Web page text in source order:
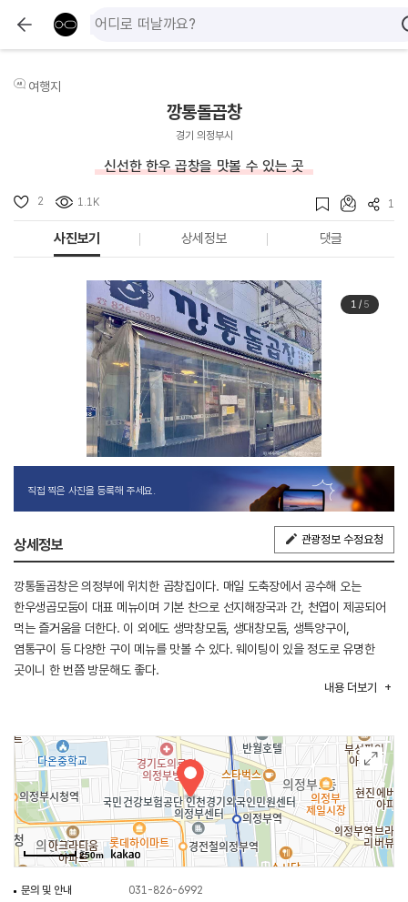
여행지
깡통돌곱창
경기 의정부시
신선한 한우 곱창을 맛볼 수 있는 곳
2 1.1K 1
사진보기 상세정보 댓글
1/ 5
직접 찍은 사진을 등록해 주세요.
상세정보 관광정보 수정요청
깡통돌곱창은 의정부에 위치한 곱창집이다. 매일 도축장에서 공수해 오는
한우생곱모둠이 대표 메뉴이며 기본 찬으로 선지해장국과 간, 천엽이 제공되어
먹는 즐거움을 더한다. 이 외에도 생막창모둠, 생대창모둠, 생특양구이,
염통구이 등 다양한 구이 메뉴를 맛볼 수 있다. 웨이팅이 있을 정도로 유명한
곳이니 한 번쯤 방문해도 좋다.
내용 더보기
250m
문의 및 안내
031-826-6992